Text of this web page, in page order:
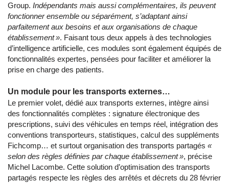
Group. Indépendants mais aussi complémentaires, ils peuvent
fonctionner ensemble ou séparément, s’adaptant ainsi
parfaitement aux besoins et aux organisations de chaque
établissement ». Faisant tous deux appels à des technologies
d’intelligence artificielle, ces modules sont également équipés de
fonctionnalités expertes, pensées pour faciliter et améliorer la
prise en charge des patients.
Un module pour les transports externes…
Le premier volet, dédié aux transports externes, intègre ainsi
des fonctionnalités complètes : signature électronique des
prescriptions, suivi des véhicules en temps réel, intégration des
conventions transporteurs, statistiques, calcul des suppléments
Fichcomp… et surtout organisation des transports partagés «
selon des règles définies par chaque établissement », précise
Michel Lacombe. Cette solution d’optimisation des transports
partagés respecte les règles des arrêtés et décrets du 28 février